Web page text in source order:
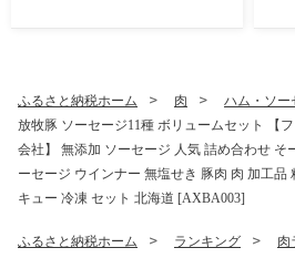
ふるさと納税ホーム 肉
ハム・ソー
放牧豚 ソーセージ11種 ボリュームセット 【
会社】 無添加 ソーセージ 人気 詰め合わせ そ
ーセージ ウインナー 無塩せき 豚肉 肉 加工品
キュー 冷凍 セット 北海道 [AXBA003]
ふるさと納税ホーム ランキング
肉